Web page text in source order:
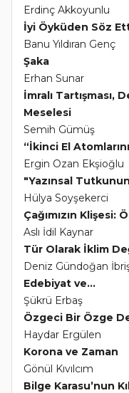
Erdinç Akkoyunlu
İyi Öyküden Söz
Banu Yıldıran Genç
Şaka
Erhan Sunar
İmralı Tartışması,
Meselesi
Semih Gümüş
“İkinci El
Ergin Ozan Ekşioğlu
"Yazınsal
Hülya Soyşekerci
Çağımızın Klişesi:
Aslı İdil Kaynar
Tür Olarak İklim
Deniz Gündoğan
Edebiyat ve...
Şükrü Erbaş
Özgeci Bir Özge
Haydar Ergülen
Korona ve Zaman
Gönül Kıvılcım
Bilge Karasu’nun